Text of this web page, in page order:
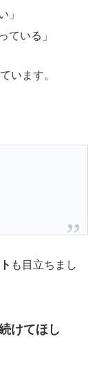
」
ている」
います。
も目立ちまし
けてほし